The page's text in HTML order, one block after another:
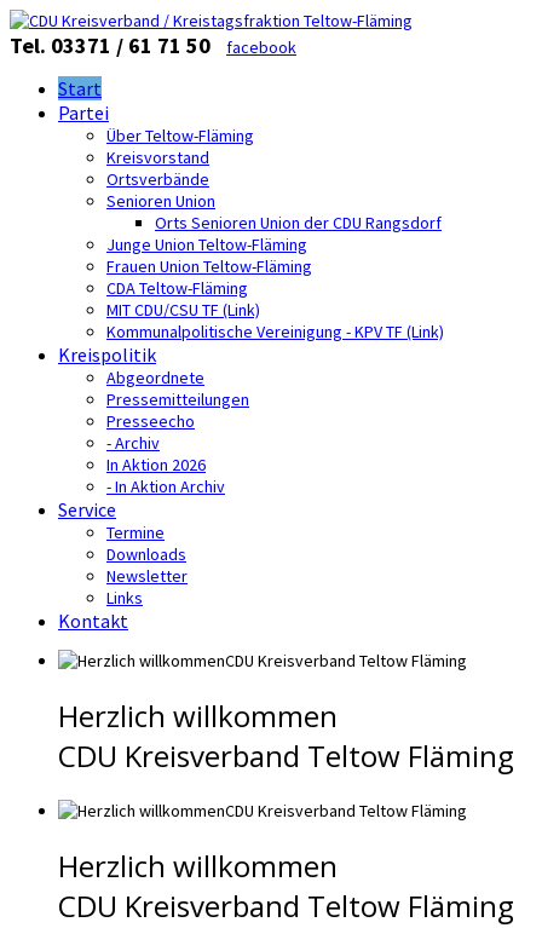
Tel. 03371 / 61 71 50 facebook
Start
Partei
Über Teltow-Fläming
Kreisvorstand
Ortsverbände
Senioren Union
Orts Senioren Union der CDU Rangsdorf
Junge Union Teltow-Fläming
Frauen Union Teltow-Fläming
CDA Teltow-Fläming
MIT CDU/CSU TF (Link)
Kommunalpolitische Vereinigung - KPV TF (Link)
Kreispolitik
Abgeordnete
Pressemitteilungen
Presseecho
- Archiv
In Aktion 2026
- In Aktion Archiv
Service
Termine
Downloads
Newsletter
Links
Kontakt
Herzlich willkommen
CDU Kreisverband Teltow Fläming
Herzlich willkommen
CDU Kreisverband Teltow Fläming